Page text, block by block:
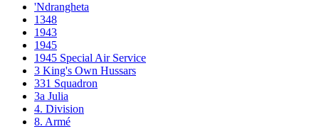
'Ndrangheta
1348
1943
1945
1945 Special Air Service
3 King's Own Hussars
331 Squadron
3a Julia
4. Division
8. Armé